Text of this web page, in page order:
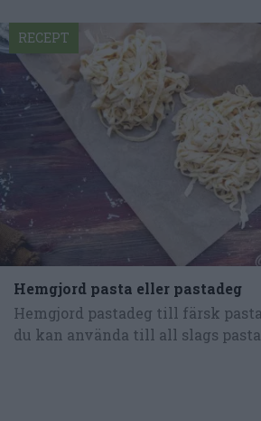
Hemgjord pasta eller pastadeg
Hemgjord pastadeg till färsk
du kan använda till all slags pasta
RECEPT